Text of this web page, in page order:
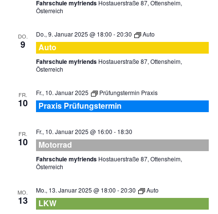
Fahrschule myfriends Hostauerstraße 87, Ottensheim,
Österreich
DO.
9
Do., 9. Januar 2025 @ 18:00 -20:30 Auto
Auto
Fahrschule myfriends Hostauerstraße 87, Ottensheim,
Österreich
FR.
10
Fr., 10. Januar 2025 Prüfungstermin Praxis
Praxis Prüfungstermin
FR.
10
Fr., 10. Januar 2025 @ 16:00 - 18:30
Motorrad
Fahrschule myfriends Hostauerstraße 87, Ottensheim,
Österreich
MO.
13
Mo., 13. Januar 2025 @ 18:00 -20:30 Auto
LKW